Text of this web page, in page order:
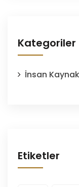
Kategoriler
İnsan
Etiketler